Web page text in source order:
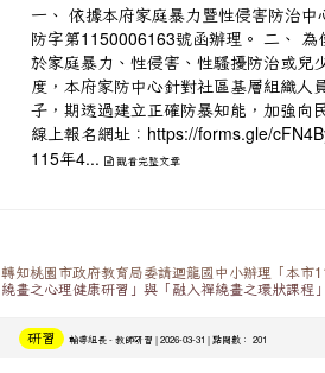
一、 依據本府家庭暴力暨性侵害防治
防字第1150006163號函辦理。 二、
於家庭暴力、性侵害、性騷擾防治或兒
度，本府家防中心針對社區基層組織人
子，期透過建立正確防暴知能，加強向
線上報名網址： https://forms.gle/
115年4... 觀看完整文章
轉知桃園市政府教育局委請迴龍國中小辦理「本
繞畫之心理健康研習」與「融入禪繞畫之環狀課程」
研習 輔導組長- 教師研習 | 2026-03-31 | 點閱數： 201